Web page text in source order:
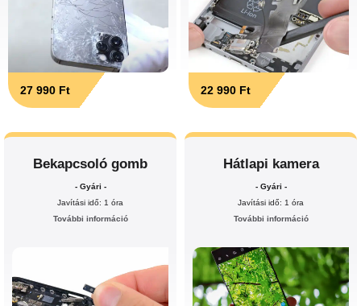
27 990 Ft 22 990 Ft
Bekapcsoló gomb
- Gyári -
Javítási idő: 1 óra
További információ
Hátlapi kamera
- Gyári -
Javítási idő: 1 óra
További információ